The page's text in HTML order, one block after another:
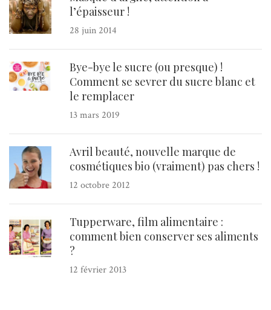
l’épaisseur !
28 juin 2014
Bye-bye le sucre (ou presque) !
Comment se sevrer du sucre blanc et
le remplacer
13 mars 2019
Avril beauté, nouvelle marque de
cosmétiques bio (vraiment) pas chers !
12 octobre 2012
Tupperware, film alimentaire :
comment bien conserver ses aliments
?
12 février 2013